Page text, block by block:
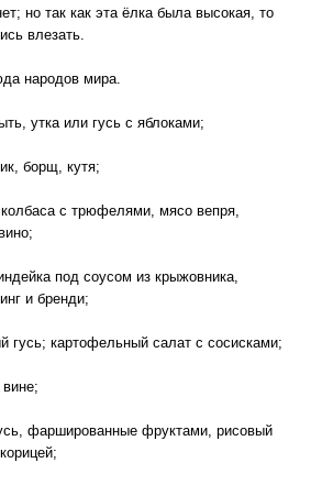
но так как эта ёлка была высокая, то
влезать.
народов мира.
утка или гусь с яблоками;
борщ, кутя;
с трюфелями, мясо вепря,
под соусом из крыжовника,
и бренди;
гусь; картофельный салат с сосисками;
фаршированные фруктами, рисовый